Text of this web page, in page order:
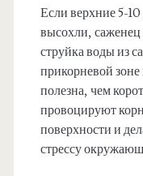
Если верхние 5-
высохли,
струйка воды из
прикорневой зоне
полезна, чем
провоцируют
поверхности и
стрессу